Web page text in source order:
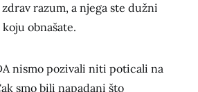
razum, a njega ste dužni
obnašate.
nismo pozivali niti poticali na
smo bili napadani što